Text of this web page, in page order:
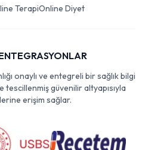
TerapiOnline Diyet
onaylı ve entegreli bir sağlık bilgi
güvenilir altyapısıyla
erişim sağlar.